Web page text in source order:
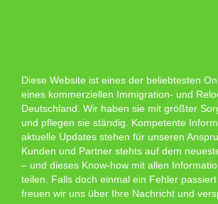
Diese Website ist eines der beliebtesten
eines kommerziellen Immigration- und
Deutschland. Wir haben sie mit größter
und pflegen sie ständig. Kompetente
aktuelle Updates stehen für unseren
Kunden und Partner stehts auf dem
– und dieses Know-how mit allen
teilen. Falls doch einmal ein Fehler passiert
freuen wir uns über Ihre Nachricht und